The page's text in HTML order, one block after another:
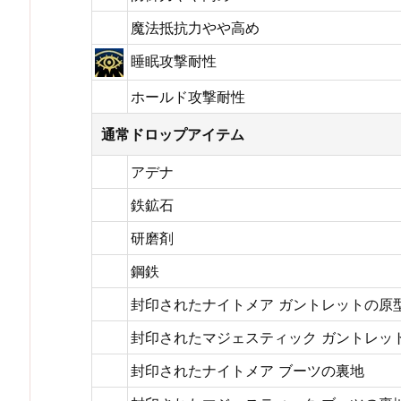
魔法抵抗力やや高め
睡眠攻撃耐性
ホールド攻撃耐性
通常ドロップアイテム
アデナ
鉄鉱石
研磨剤
鋼鉄
封印されたナイトメア ガントレットの原
封印されたマジェスティック ガントレッ
封印されたナイトメア ブーツの裏地